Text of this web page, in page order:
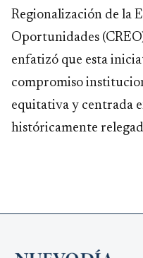
Regionalización de la
Oportunidades
enfatizó que esta
compromiso
equitativa y centrada
históricamente